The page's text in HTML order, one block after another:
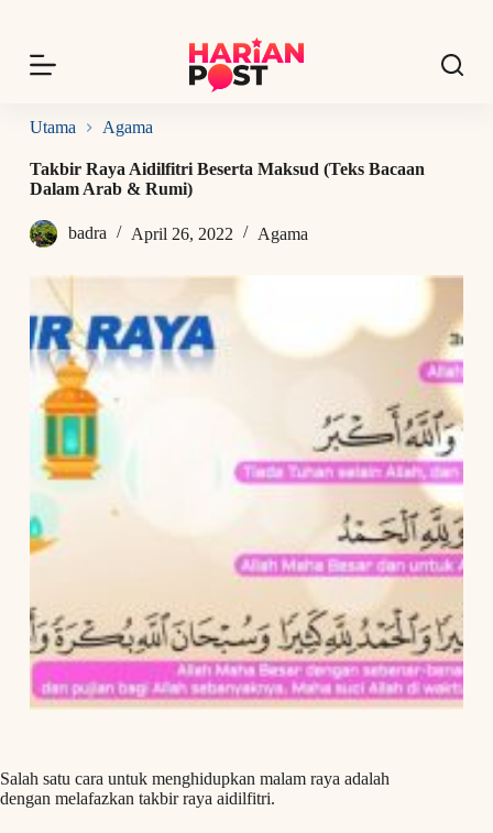
p
o
o
n
n
Utama Agama
Takbir Raya Aidilfitri Beserta Maksud (Teks Bacaan
Dalam Arab & Rumi)
badra April 26, 2022 Agama
Salah satu cara untuk menghidupkan malam raya adalah
dengan melafazkan takbir raya aidilfitri.